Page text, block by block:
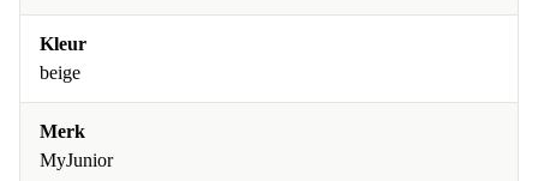
Kleur
beige
Merk
MyJunior